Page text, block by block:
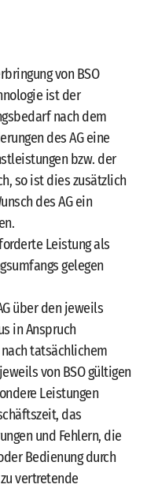
von BSO
ist der
nach dem
des AG eine
bzw. der
so ist dies zusätzlich
des AG ein
Leistung als
gelegen
über den jeweils
in Anspruch
tatsächlichem
von BSO gültigen
Leistungen
das
und Fehlern, die
Bedienung durch
vertretende